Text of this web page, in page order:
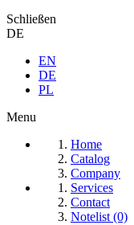
Schließen
DE
EN
DE
PL
Menu
Home
Catalog
Company
Services
Contact
Notelist (0)